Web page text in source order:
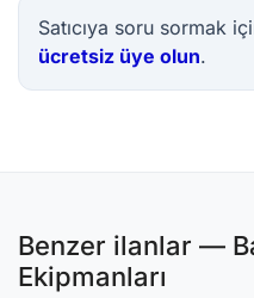
Satıcıya soru sormak
ücretsiz üye olun.
Benzer ilanlar —
Ekipmanları